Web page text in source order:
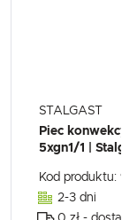
STALGAST
Piec
5xgn1/1 |
Kod produktu:
2-3 dni